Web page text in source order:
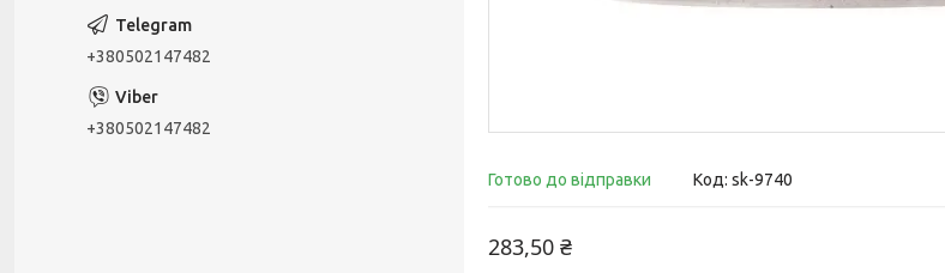
Готово до відправки Код: sk-9740
283,50 ₴
+380502147482
+380502147482